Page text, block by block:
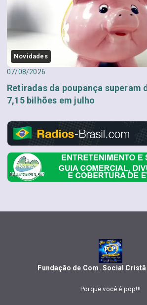
Novidades
07/08/2026
Retiradas da poupança superam
7,15 bilhões em julho
Fundação de Com. Social
Porque você é pop!!!